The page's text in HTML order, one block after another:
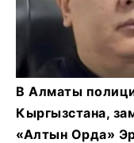
В Алматы
Кыргызстана,
«Алтын Орда»